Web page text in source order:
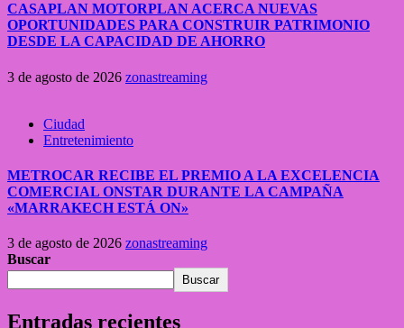
CASAPLAN MOTORPLAN ACERCA NUEVAS
OPORTUNIDADES PARA CONSTRUIR PATRIMONIO
DESDE LA CAPACIDAD DE AHORRO
3 de agosto de 2026 zonastreaming
Ciudad
Entretenimiento
METROCAR RECIBE EL PREMIO A LA EXCELENCIA
COMERCIAL ONSTAR DURANTE LA CAMPAÑA
«MARRAKECH ESTÁ ON»
3 de agosto de 2026 zonastreaming
Buscar
Buscar
Entradas recientes